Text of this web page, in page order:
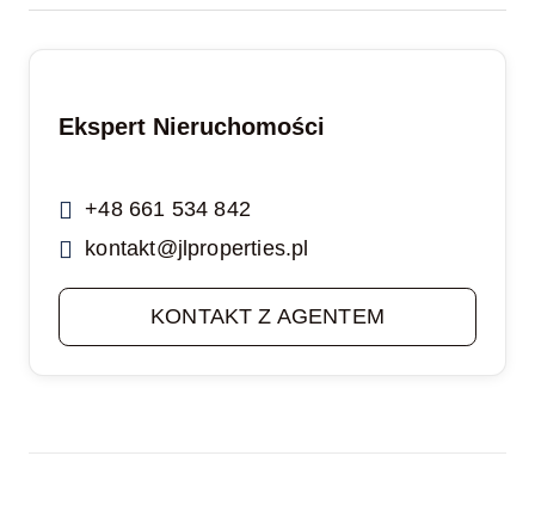
Ekspert Nieruchomości
KONTAKT Z AGENTEM
+48 661 534 842
kontakt@jlproperties.pl